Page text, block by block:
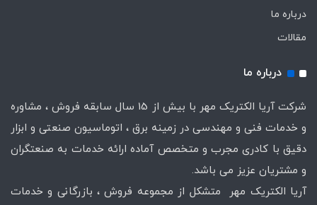
درباره ما
مقالات
درباره ما
شرکت آریا الکتریک مهر با بیش از 15 سال سابقه فروش ، مشاوره
و خدمات فنی و مهندسی در زمینه برق ، اتوماسیون صنعتی و ابزار
دقیق با کادری مجرب و متخصص آماده ارائه خدمات به صنعتگران
و مشتریان عزیز می باشد.
آریا الکتریک مهر متشکل از مجموعه فروش ، بازرگانی و خدمات